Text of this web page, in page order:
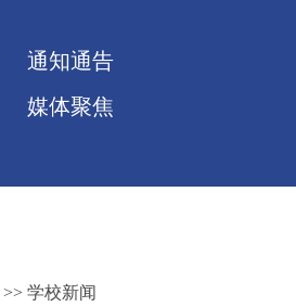
通知通告
媒体聚焦
>> 学校新闻